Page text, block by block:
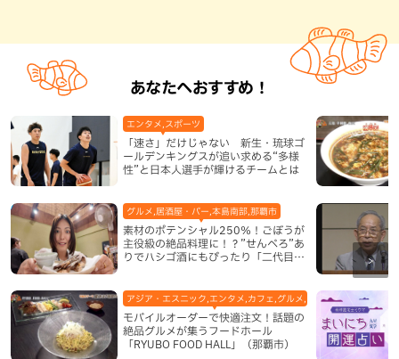
あなたへおすすめ！
「速さ」だけじゃない 新生・琉球ゴ
ールデンキングスが追い求める“多様
性”と日本人選手が輝けるチームとは
エンタメ,スポーツ
素材のポテンシャル250％！ごぼうが
主役級の絶品料理に！？”せんべろ”あ
りでハシゴ酒にもぴったり「二代目ふ
グルメ,居酒屋・バー,本島南部,那覇市
モバイルオーダーで快適注文！話題の
絶品グルメが集うフードホール
「RYUBO FOOD HALL」（那覇市）
アジア・エスニック,エンタメ,カフェ,グルメ,テレビ,中華,地域,本島